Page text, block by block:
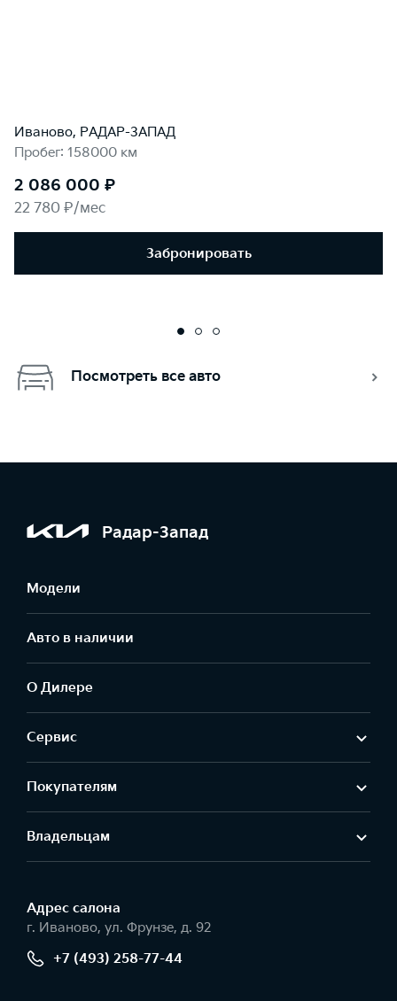
Иваново, РАДАР-ЗАПАД
Пробег: 158000 км
2 086 000 ₽
22 780 ₽/мес
Забронировать
Посмотреть все авто
Радар-Запад
Модели
Авто в наличии
О Дилере
Сервис
Покупателям
Владельцам
Адрес салонa
г. Иваново, ул. Фрунзе, д. 92
+7 (493) 258-77-44